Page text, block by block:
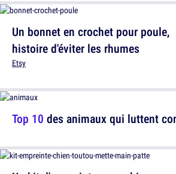
Top 10 des animaux qui luttent
Un bonnet en crochet pour poule,
histoire d'éviter les rhumes
Etsy